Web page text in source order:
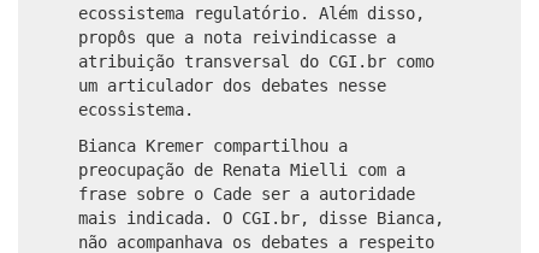
ecossistema regulatório. Além disso,
propôs que a nota reivindicasse a
atribuição transversal do CGI.br como
um articulador dos debates nesse
ecossistema.
Bianca Kremer compartilhou a
preocupação de Renata Mielli com a
frase sobre o Cade ser a autoridade
mais indicada. O CGI.br, disse Bianca,
não acompanhava os debates a respeito